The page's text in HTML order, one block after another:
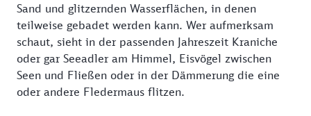
Sand und glitzernden Wasserflächen, in denen
teilweise gebadet werden kann. Wer aufmerksam
schaut, sieht in der passenden Jahreszeit Kraniche
oder gar Seeadler am Himmel, Eisvögel zwischen
Seen und Fließen oder in der Dämmerung die eine
oder andere Fledermaus flitzen.